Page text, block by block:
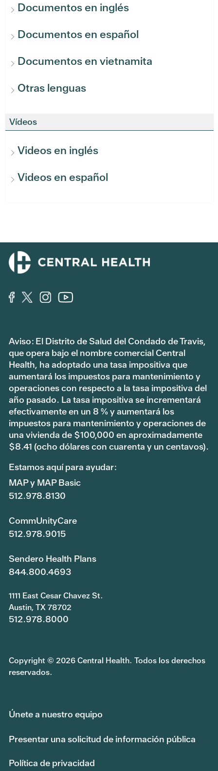
Documentos en inglés
Documentos en español
Documentos en vietnamita
Otras lenguas
Vídeos
Videos en inglés
Videos en español
Aviso: El Distrito de Salud del Condado de Travis,
que opera bajo el nombre comercial Central
Health, ha adoptado una tasa impositiva que
aumentará los impuestos para mantenimiento y
operaciones con respecto a la tasa impositiva del
año pasado. La tasa impositiva se incrementará
efectivamente en un 8 % y aumentará los
impuestos para mantenimiento y operaciones de
una vivienda de $100,000 en aproximadamente
$8.41 (ocho dólares con cuarenta y un centavos).
Estamos aquí para ayudar:
MAP y MAP Basic
512.978.8130
CommUnityCare
512.978.9015
Sendero Health Plans
844.800.4693
1111 East Cesar Chavez St.
Austin, TX 78702
512.978.8000
Copyright © 2026 Central Health. Todos los derechos
reservados.
Únete a nuestro equipo
Presentar una solicitud de información pública
Política de privacidad